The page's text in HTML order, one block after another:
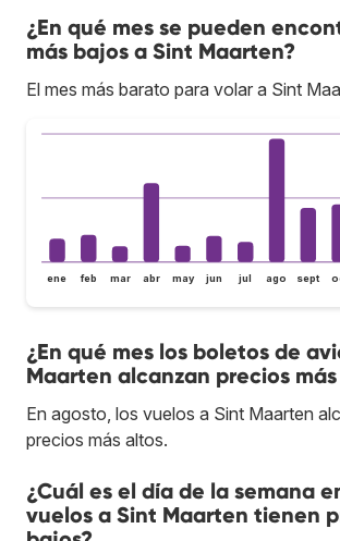
¿En qué mes se pueden
más bajos a Sint Maarten?
El mes más barato para volar a Sint
ene feb mar abr may jun jul ago sept
¿En qué mes los boletos de
Maarten alcanzan precios
En agosto, los vuelos a Sint Maarten
precios más altos.
¿Cuál es el día de la semana
vuelos a Sint Maarten tienen